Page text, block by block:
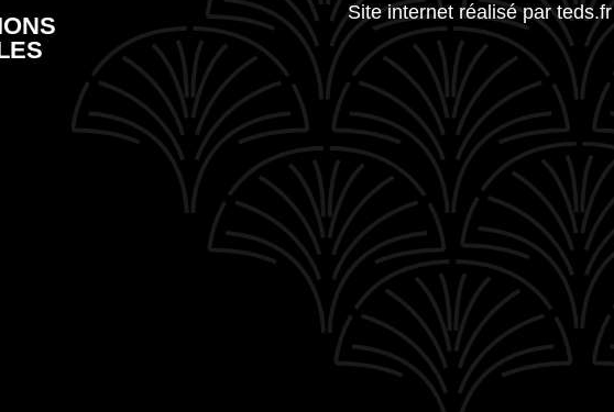
Site internet réalisé parteds.fr